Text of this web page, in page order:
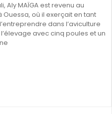
Aly MAÏGA est revenu au
Ouessa, où il exerçait en tant
dans l’aviculture
avec cinq poules et un